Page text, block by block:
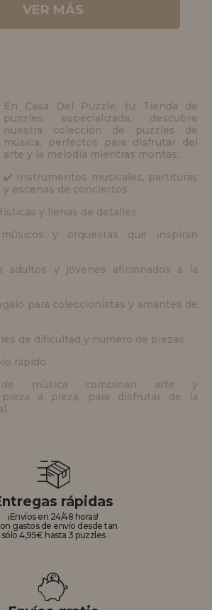
VER MÁS
En Casa Del Puzzle, tu Tienda de
puzzles especializada, descubre
nuestra colección de puzzles de
música, perfectos para disfrutar del
arte y la melodía mientras montas:
✔️ Instrumentos musicales, partituras
y escenas de conciertos
y llenas de detalles
y orquestas que inspiran
adultos y jóvenes aficionados a la
para coleccionistas y amantes de
de dificultad y número de piezas
rápido
música combinan arte y
a pieza, para disfrutar de la
rápidas
¡Envíos en 24/48 horas!
gastos de envío desde tan
sólo 4,95€ hasta 3 puzzles